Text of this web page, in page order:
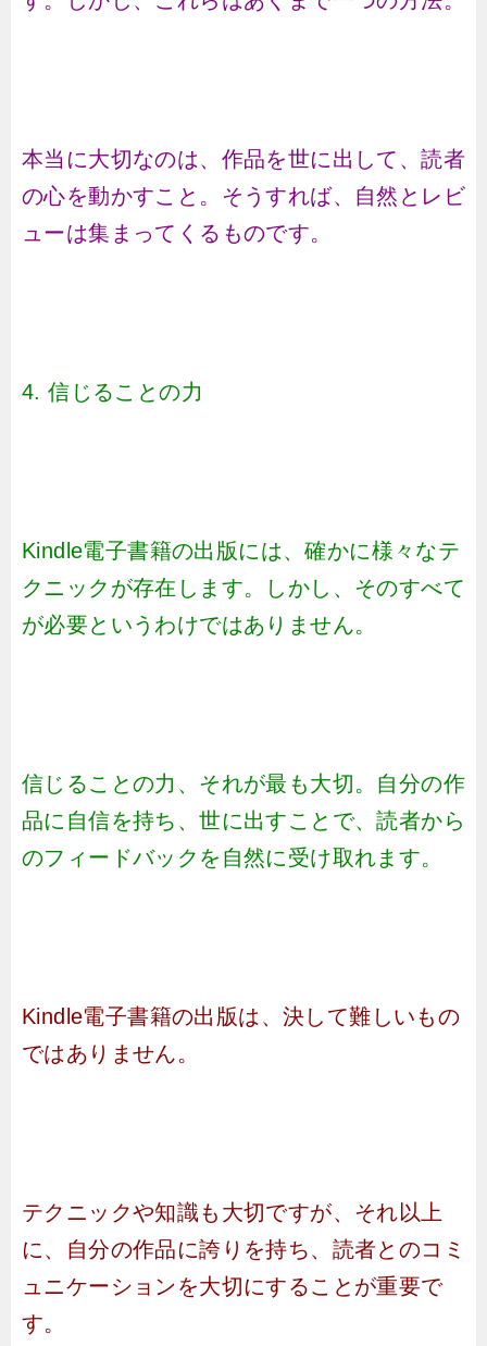
本当に大切なのは、作品を世に出して、読者
の心を動かすこと。そうすれば、自然とレビ
ューは集まってくるものです。
4. 信じることの力
Kindle電子書籍の出版には、確かに様々なテ
クニックが存在します。しかし、そのすべて
が必要というわけではありません。
信じることの力、それが最も大切。自分の作
品に自信を持ち、世に出すことで、読者から
のフィードバックを自然に受け取れます。
Kindle電子書籍の出版は、決して難しいもの
ではありません。
テクニックや知識も大切ですが、それ以上
に、自分の作品に誇りを持ち、読者とのコミ
ュニケーションを大切にすることが重要で
す。